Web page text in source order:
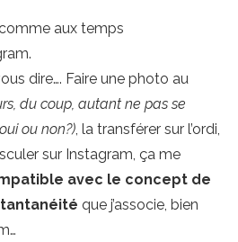
aux temps
dire…. Faire une photo au
du coup, autant ne pas se
ou non?), la transférer sur l’ordi,
sur Instagram, ça me
avec le concept de
que j’associe, bien